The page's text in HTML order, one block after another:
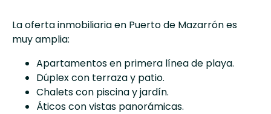
La oferta inmobiliaria en Puerto de Mazarrón es
muy amplia:
Apartamentos en primera línea de playa.
Dúplex con terraza y patio.
Chalets con piscina y jardín.
Áticos con vistas panorámicas.